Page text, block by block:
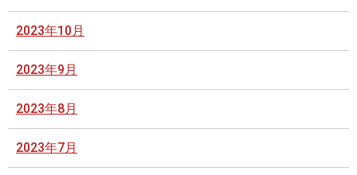
2023年10月
2023年9月
2023年8月
2023年7月